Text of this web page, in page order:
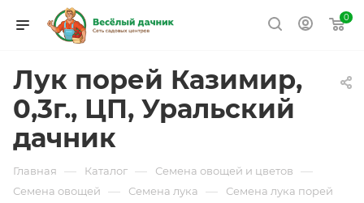
0
Лук порей Казимир,
0,3г., ЦП, Уральский
дачник
Главная — Каталог — Семена овощей и цветов —
Семена овощей — Семена лука — Семена лука порей